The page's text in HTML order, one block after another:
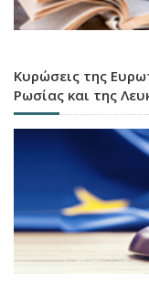
Κυρώσεις της
Ρωσίας και της